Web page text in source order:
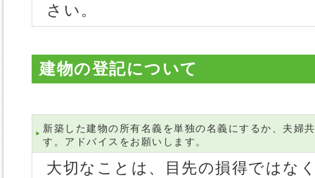
さい。
建物の登記について
新築した建物の所有名義を単独の名義にするか、夫婦
す。アドバイスをお願いします。
大切なことは、目先の損得ではな